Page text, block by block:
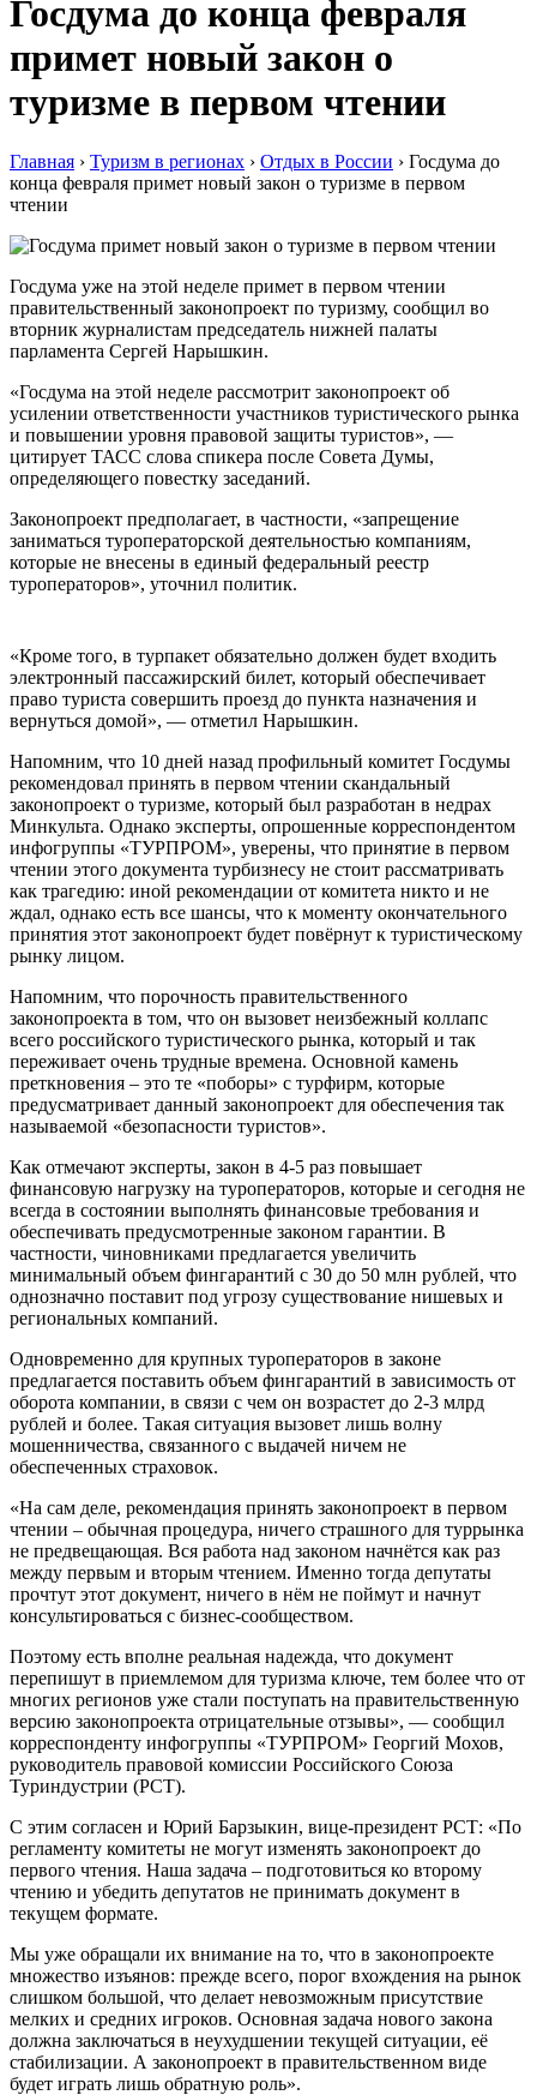
Госдума до конца февраля
примет новый закон о
туризме в первом чтении
Главная › Туризм в регионах › Отдых в России › Госдума до
конца февраля примет новый закон о туризме в первом
чтении
Госдума уже на этой неделе примет в первом чтении
правительственный законопроект по туризму, сообщил во
вторник журналистам председатель нижней палаты
парламента Сергей Нарышкин.
«Госдума на этой неделе рассмотрит законопроект об
усилении ответственности участников туристического рынка
и повышении уровня правовой защиты туристов», —
цитирует ТАСС слова спикера после Совета Думы,
определяющего повестку заседаний.
Законопроект предполагает, в частности, «запрещение
заниматься туроператорской деятельностью компаниям,
которые не внесены в единый федеральный реестр
туроператоров», уточнил политик.
«Кроме того, в турпакет обязательно должен будет входить
электронный пассажирский билет, который обеспечивает
право туриста совершить проезд до пункта назначения и
вернуться домой», — отметил Нарышкин.
Напомним, что 10 дней назад профильный комитет Госдумы
рекомендовал принять в первом чтении скандальный
законопроект о туризме, который был разработан в недрах
Минкульта. Однако эксперты, опрошенные корреспондентом
инфогруппы «ТУРПРОМ», уверены, что принятие в первом
чтении этого документа турбизнесу не стоит рассматривать
как трагедию: иной рекомендации от комитета никто и не
ждал, однако есть все шансы, что к моменту окончательного
принятия этот законопроект будет повёрнут к туристическому
рынку лицом.
Напомним, что порочность правительственного
законопроекта в том, что он вызовет неизбежный коллапс
всего российского туристического рынка, который и так
переживает очень трудные времена. Основной камень
преткновения – это те «поборы» с турфирм, которые
предусматривает данный законопроект для обеспечения так
называемой «безопасности туристов».
Как отмечают эксперты, закон в 4-5 раз повышает
финансовую нагрузку на туроператоров, которые и сегодня не
всегда в состоянии выполнять финансовые требования и
обеспечивать предусмотренные законом гарантии. В
частности, чиновниками предлагается увеличить
минимальный объем фингарантий с 30 до 50 млн рублей, что
однозначно поставит под угрозу существование нишевых и
региональных компаний.
Одновременно для крупных туроператоров в законе
предлагается поставить объем фингарантий в зависимость от
оборота компании, в связи с чем он возрастет до 2-3 млрд
рублей и более. Такая ситуация вызовет лишь волну
мошенничества, связанного с выдачей ничем не
обеспеченных страховок.
«На сам деле, рекомендация принять законопроект в первом
чтении – обычная процедура, ничего страшного для туррынка
не предвещающая. Вся работа над законом начнётся как раз
между первым и вторым чтением. Именно тогда депутаты
прочтут этот документ, ничего в нём не поймут и начнут
консультироваться с бизнес-сообществом.
Поэтому есть вполне реальная надежда, что документ
перепишут в приемлемом для туризма ключе, тем более что от
многих регионов уже стали поступать на правительственную
версию законопроекта отрицательные отзывы», — сообщил
корреспонденту инфогруппы «ТУРПРОМ» Георгий Мохов,
руководитель правовой комиссии Российского Союза
Туриндустрии (РСТ).
С этим согласен и Юрий Барзыкин, вице-президент РСТ: «По
регламенту комитеты не могут изменять законопроект до
первого чтения. Наша задача – подготовиться ко второму
чтению и убедить депутатов не принимать документ в
текущем формате.
Мы уже обращали их внимание на то, что в законопроекте
множество изъянов: прежде всего, порог вхождения на рынок
слишком большой, что делает невозможным присутствие
мелких и средних игроков. Основная задача нового закона
должна заключаться в неухудшении текущей ситуации, её
стабилизации. А законопроект в правительственном виде
будет играть лишь обратную роль».